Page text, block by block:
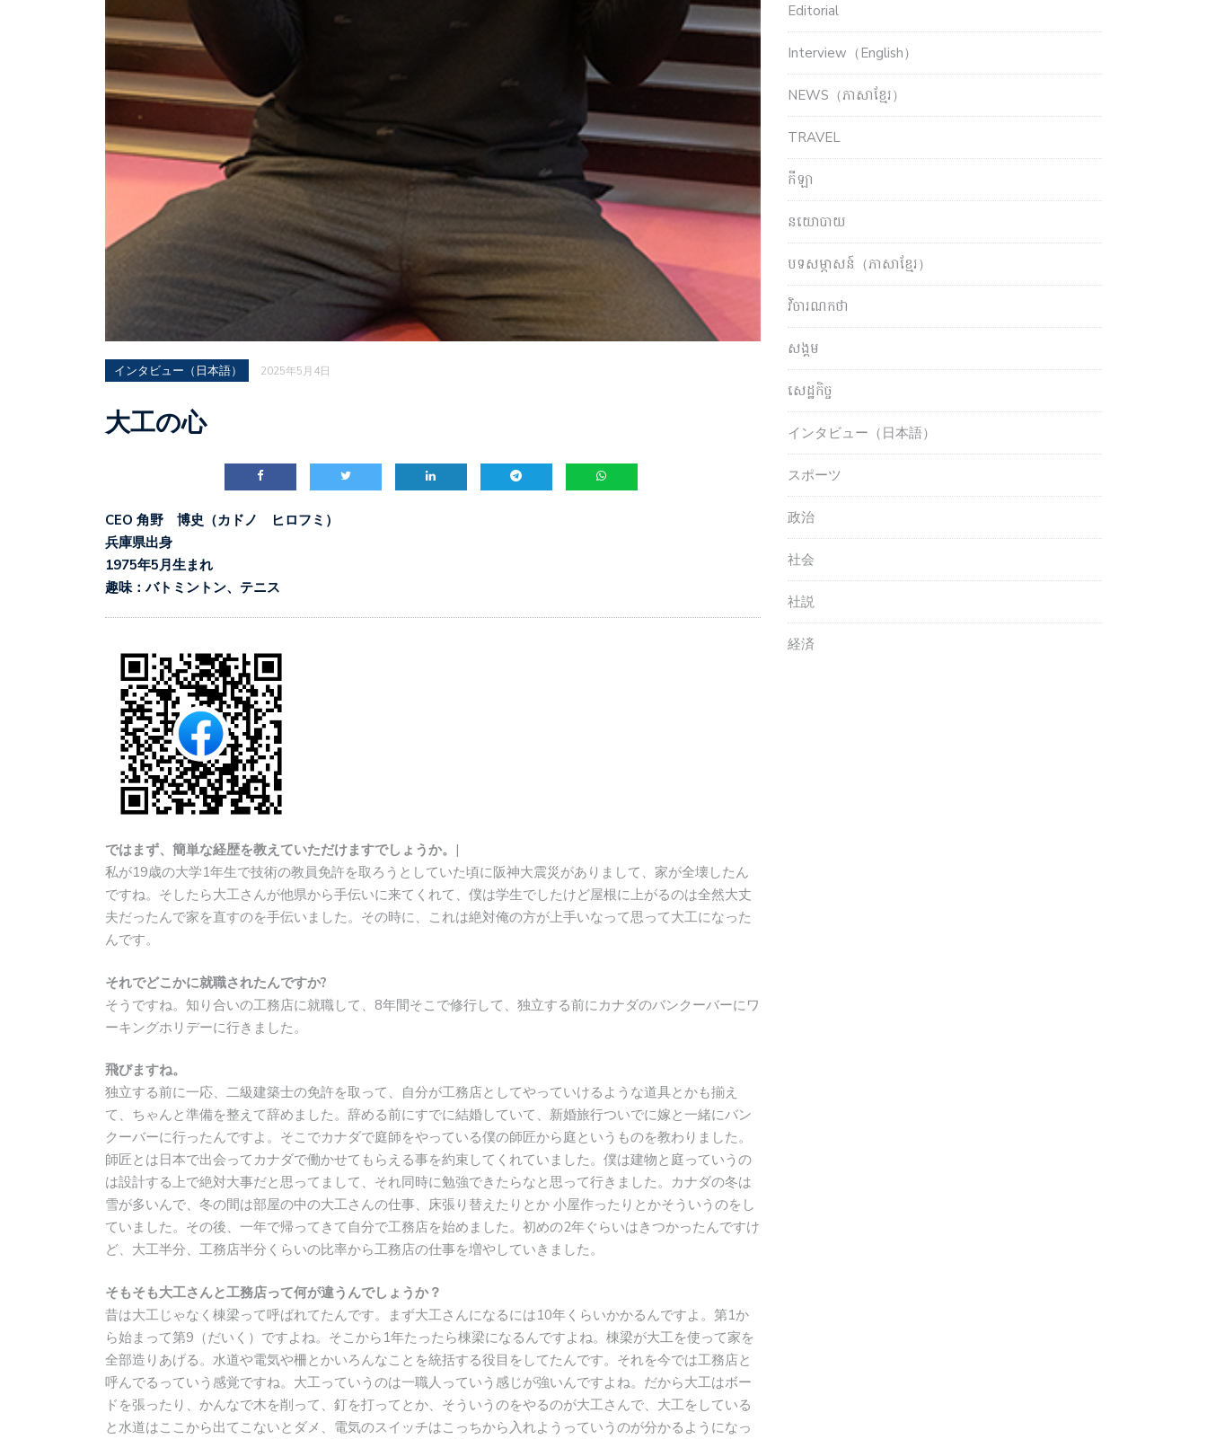
インタビュー（日本語） 2025年5月4日
大工の心
CEO 角野 博史（カドノ ヒロフミ）
兵庫県出身
1975年5月生まれ
趣味：バトミントン、テニス
ではまず、簡単な経歴を教えていただけますでしょうか。 |
私が19歳の大学1年生で技術の教員免許を取ろうとしていた頃に阪神大震災がありまして、家が全壊したん
ですね。そしたら大工さんが他県から手伝いに来てくれて、僕は学生でしたけど屋根に上がるのは全然大丈
夫だったんで家を直すのを手伝いました。その時に、これは絶対俺の方が上手いなって思って大工になった
んです。
それでどこかに就職されたんですか?
そうですね。知り合いの工務店に就職して、8年間そこで修行して、独立する前にカナダのバンクーバーにワ
ーキングホリデーに行きました。
飛びますね。
独立する前に一応、二級建築士の免許を取って、自分が工務店としてやっていけるような道具とかも揃え
て、ちゃんと準備を整えて辞めました。辞める前にすでに結婚していて、新婚旅行ついでに嫁と一緒にバン
クーバーに行ったんですよ。そこでカナダで庭師をやっている僕の師匠から庭というものを教わりました。
師匠とは日本で出会ってカナダで働かせてもらえる事を約束してくれていました。僕は建物と庭っていうの
は設計する上で絶対大事だと思ってまして、それ同時に勉強できたらなと思って行きました。カナダの冬は
雪が多いんで、冬の間は部屋の中の大工さんの仕事、床張り替えたりとか 小屋作ったりとかそういうのをし
ていました。その後、一年で帰ってきて自分で工務店を始めました。初めの2年ぐらいはきつかったんですけ
ど、大工半分、工務店半分くらいの比率から工務店の仕事を増やしていきました。
そもそも大工さんと工務店って何が違うんでしょうか？
昔は大工じゃなく棟梁って呼ばれてたんです。まず大工さんになるには10年くらいかかるんですよ。第1か
ら始まって第9（だいく）ですよね。そこから1年たったら棟梁になるんですよね。棟梁が大工を使って家を
全部造りあげる。水道や電気や柵とかいろんなことを統括する役目をしてたんです。それを今では工務店と
呼んでるっていう感覚ですね。大工っていうのは一職人っていう感じが強いんですよね。だから大工はボー
ドを張ったり、かんなで木を削って、釘を打ってとか、そういうのをやるのが大工さんで、大工をしている
と水道はここから出てこないとダメ、電気のスイッチはこっちから入れようっていうのが分かるようになっ
Editorial
Interview（English）
NEWS（ភាសាខ្មែរ）
TRAVEL
កីឡា
នយោបាយ
បទសម្ភាសន៍（ភាសាខ្មែរ）
វិចារណកថា
សង្គម
សេដ្ឋកិច្ច
インタビュー（日本語）
スポーツ
政治
社会
社説
経済